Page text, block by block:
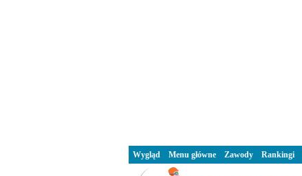
Wygląd Menu główne Zawody Rankingi